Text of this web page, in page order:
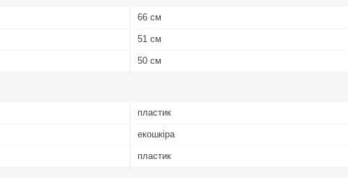
66 см
51 см
50 см
пластик
екошкіра
пластик